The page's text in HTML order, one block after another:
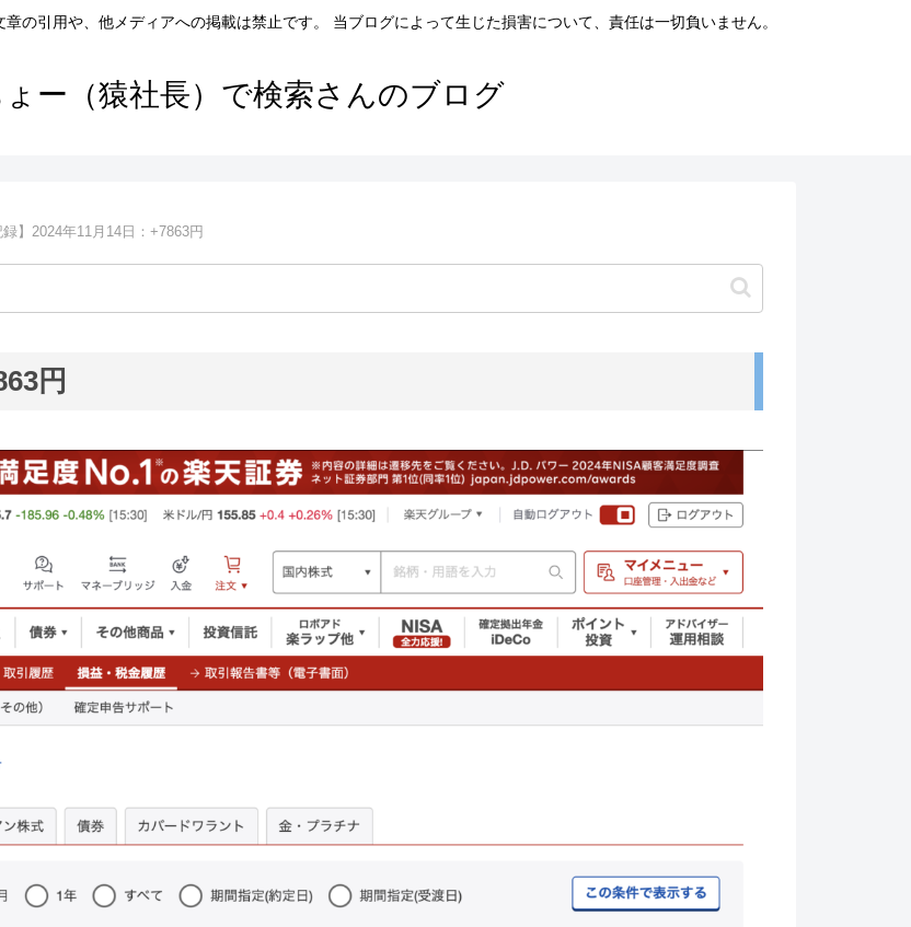
の引用や、他メディアへの掲載は禁止です。 当ブログによって生じた損害について、責任は一切負いません。
ー（猿社長）で検索さんのブログ
録】2024年11月14日：+7863円
円